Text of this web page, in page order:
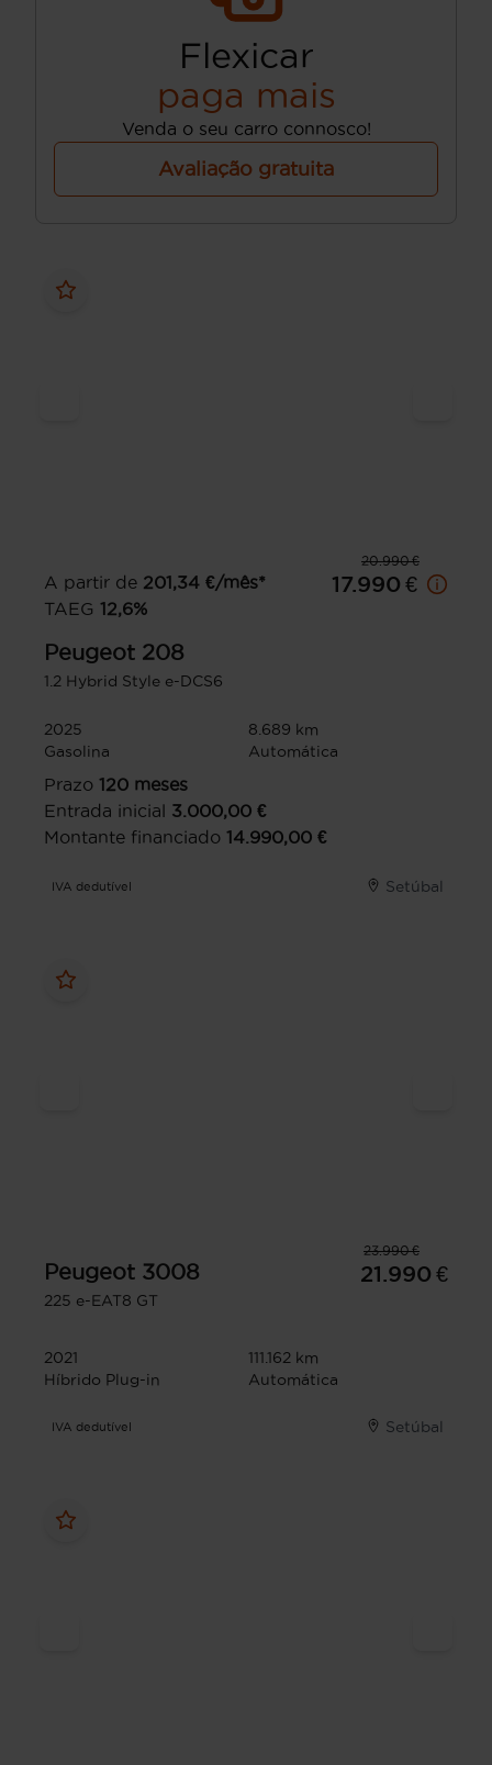
Flexicar
paga mais
Venda o seu carro connosco!
Avaliação gratuita
20.990 €
A partir de 201,34 €/mês*
TAEG 12,6%
17.990 €
Peugeot 208
1.2 Hybrid Style e-DCS6
2025
8.689 km
Gasolina
Automática
Prazo 120 meses
Entrada inicial 3.000,00 €
Montante financiado 14.990,00 €
IVA dedutível Setúbal
23.990 €
Peugeot 3008
225 e-EAT8 GT
21.990 €
2021
111.162 km
Híbrido Plug-in
Automática
IVA dedutível Setúbal